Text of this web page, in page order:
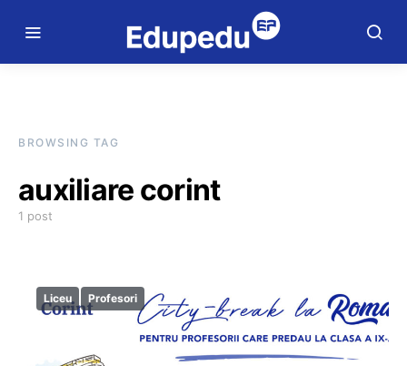
BROWSING TAG
auxiliare corint
1 post
Liceu Profesori